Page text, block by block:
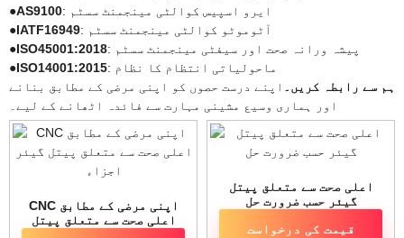
●AS9100
: ایرو اسپیس کوالٹی مینجمنٹ سسٹم
●IATF16949
: آٹوموٹو کوالٹی مینجمنٹ سسٹم
●ISO45001:2018
: پیشہ ورانہ صحت اور سیفٹی مینجمنٹ سسٹم
●ISO14001:2015
: ماحولیاتی انتظام کا نظام
ہم سے رابطہ کریں۔ اپنے درست حصوں کو اپنی مرضی کے مطابق بنانے
اور ہماری وسیع مشینی مہارت سے فائدہ اٹھانے کے لیے۔
CNC اپنی مرضی کے مطابق
اعلی صحت سے متعلق پیتل
اعلی صحت سے متعلق پیتل
گیئر حسب ضرورت حل
قیمت کی درخواست